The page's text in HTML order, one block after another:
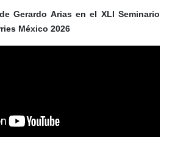
Gerardo Arias en el XLI Seminario
México 2026